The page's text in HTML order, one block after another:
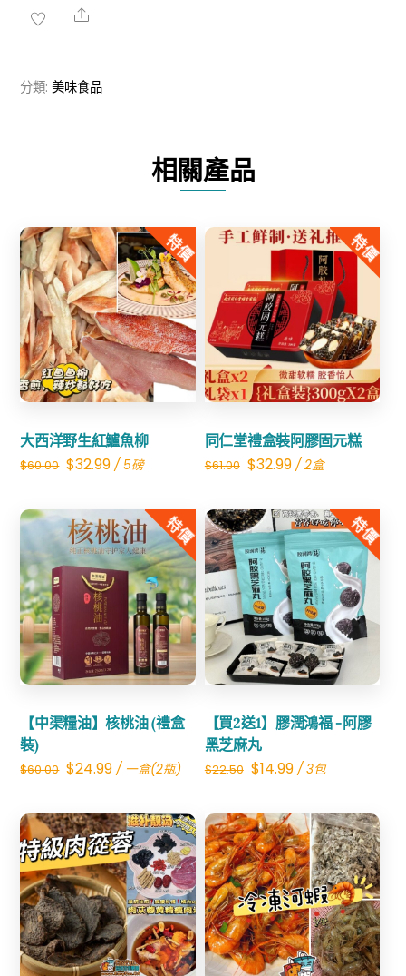
大
數
Share
分類:美味食品
相關產品
特價
大西洋野生紅鱸魚柳
$60.00 Original
was:
$60.00.
$32.99Current
is:
$32.99.
/ 5磅
Share
特價
同仁堂禮盒裝阿膠固元糕
$61.00 Original
was:
$61.00.
$32.99Current
is:
$32.99.
/ 2盒
Share
特價
【中渠糧油】核桃油 (禮盒
裝)
$60.00 Original
was:
$60.00.
$24.99Current
is:
$24.99.
/ 一盒(2瓶)
Share
特價
【買2送1】膠潤鴻福 -阿膠
黑芝麻丸
$22.50 Original
was:
$22.50.
$14.99Current
is:
$14.99.
/ 3包
Share
Share Share